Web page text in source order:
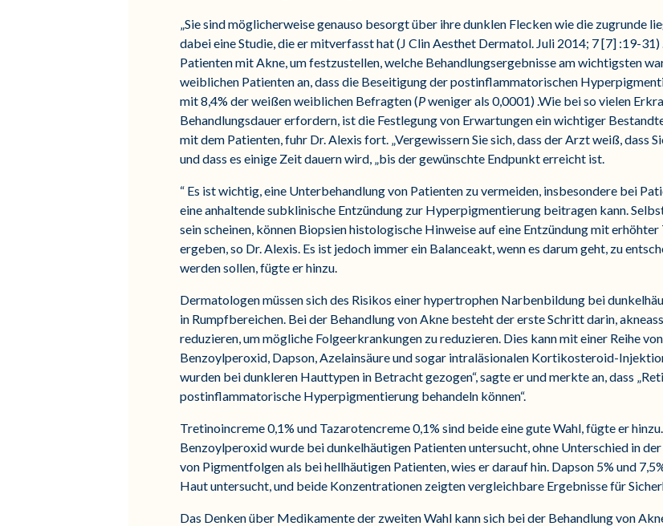
„Sie sind möglicherweise genauso besorgt über ihre dunklen Flecken wie die zugrunde
dabei eine Studie, die er mitverfasst hat (J Clin Aesthet Dermatol. Juli 2014; 7 [7] :19-
Patienten mit Akne, um festzustellen, welche Behandlungsergebnisse am wichtigsten
weiblichen Patienten an, dass die Beseitigung der postinflammatorischen
mit 8,4% der weißen weiblichen Befragten (Pweniger als 0,0001) .Wie bei so vielen
Behandlungsdauer erfordern, ist die Festlegung von Erwartungen ein wichtiger
mit dem Patienten, fuhr Dr. Alexis fort. „Vergewissern Sie sich, dass der Arzt weiß, dass
und dass es einige Zeit dauern wird, „bis der gewünschte Endpunkt erreicht ist.
“ Es ist wichtig, eine Unterbehandlung von Patienten zu vermeiden, insbesondere bei
eine anhaltende subklinische Entzündung zur Hyperpigmentierung beitragen kann.
sein scheinen, können Biopsien histologische Hinweise auf eine Entzündung mit
ergeben, so Dr. Alexis. Es ist jedoch immer ein Balanceakt, wenn es darum geht, zu
werden sollen, fügte er hinzu.
Dermatologen müssen sich des Risikos einer hypertrophen Narbenbildung bei
in Rumpfbereichen. Bei der Behandlung von Akne besteht der erste Schritt darin,
reduzieren, um mögliche Folgeerkrankungen zu reduzieren. Dies kann mit einer Reihe
Benzoylperoxid, Dapson, Azelainsäure und sogar intraläsionalen Kortikosteroid-
wurden bei dunkleren Hauttypen in Betracht gezogen“, sagte er und merkte an, dass
postinflammatorische Hyperpigmentierung behandeln können“.
Tretinoincreme 0,1% und Tazarotencreme 0,1% sind beide eine gute Wahl, fügte er
Benzoylperoxid wurde bei dunkelhäutigen Patienten untersucht, ohne Unterschied in
von Pigmentfolgen als bei hellhäutigen Patienten, wies er darauf hin. Dapson 5% und
Haut untersucht, und beide Konzentrationen zeigten vergleichbare Ergebnisse für
Das Denken über Medikamente der zweiten Wahl kann sich bei der Behandlung von